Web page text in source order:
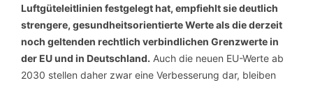
Luftgüteleitlinien festgelegt hat, empfiehlt sie deutlich
strengere, gesundheitsorientierte Werte als die derzeit
noch geltenden rechtlich verbindlichen Grenzwerte in
der EU und in Deutschland. Auch die neuen EU-Werte ab
2030 stellen daher zwar eine Verbesserung dar, bleiben